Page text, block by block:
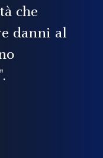
che
danni al